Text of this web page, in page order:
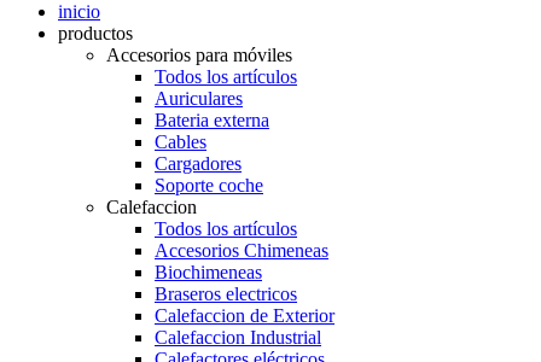
inicio
productos
Accesorios para móviles
Todos los artículos
Auriculares
Bateria externa
Cables
Cargadores
Soporte coche
Calefaccion
Todos los artículos
Accesorios Chimeneas
Biochimeneas
Braseros electricos
Calefaccion de Exterior
Calefaccion Industrial